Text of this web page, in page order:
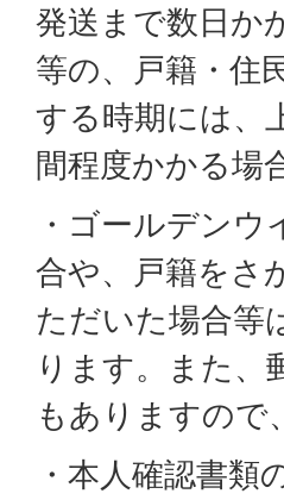
発送まで数日か
等の、戸籍・住
する時期には、
間程度かかる場
・ゴールデン
合や、戸籍をさ
ただいた場合等
ります。また、
もありますので
・本人確認書